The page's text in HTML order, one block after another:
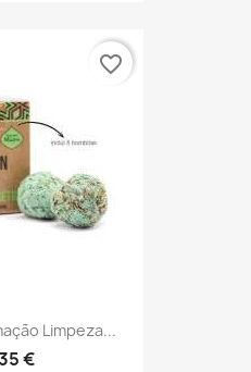
Limpeza...
€
favorite_border